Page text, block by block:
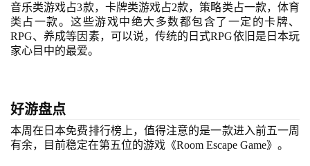
游
戏
业
手
机
游
音乐类游戏占3款，卡牌类游戏占2款，策略类占一款，体育
类占一款。这些游戏中绝大多数都包含了一定的卡牌、
RPG、养成等因素，可以说，传统的日式RPG依旧是日本玩
家心目中的最爱。
好游盘点
本周在日本免费排行榜上，值得注意的是一款进入前五一周
有余，目前稳定在第五位的游戏《Room Escape Game》。